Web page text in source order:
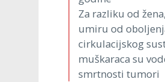
Za razliku od
umiru od
cirkulacijskog
muškaraca su
smrtnosti tumori